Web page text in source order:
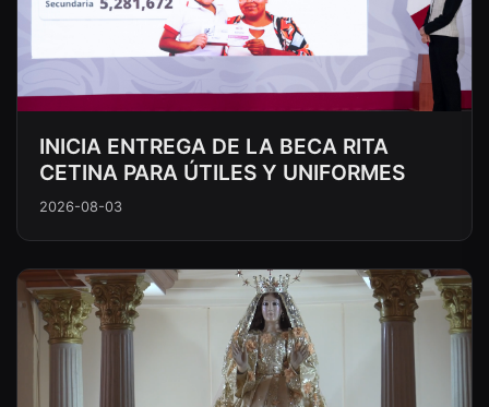
INICIA ENTREGA DE LA BECA RITA
CETINA PARA ÚTILES Y UNIFORMES
2026-08-03